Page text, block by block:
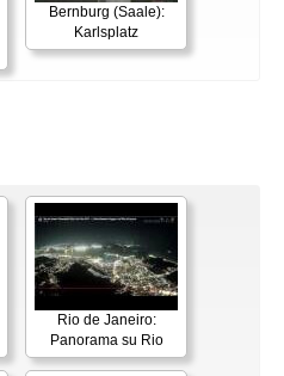
Bernburg (Saale):
Karlsplatz
Rio de Janeiro:
Panorama su Rio